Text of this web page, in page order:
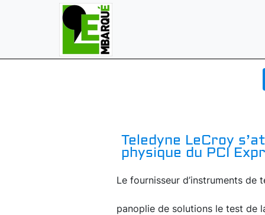
Teledyne LeCroy
physique du PCI
Le fournisseur d’instruments de
panoplie de solutions le test de